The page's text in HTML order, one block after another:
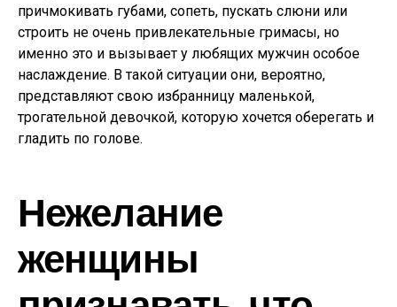
причмокивать губами, сопеть, пускать слюни или
строить не очень привлекательные гримасы, но
именно это и вызывает у любящих мужчин особое
наслаждение. В такой ситуации они, вероятно,
представляют свою избранницу маленькой,
трогательной девочкой, которую хочется оберегать и
гладить по голове.
Нежелание
женщины